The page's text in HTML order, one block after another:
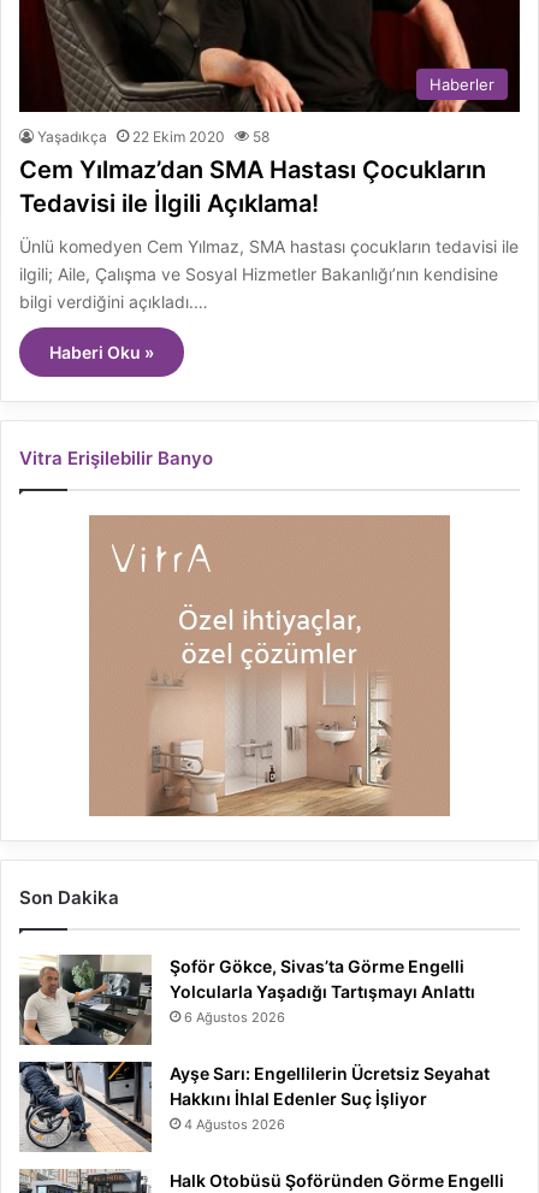
Haberler
Yaşadıkça 22 Ekim 2020 58
Cem Yılmaz’dan SMA Hastası Çocukların
Tedavisi ile İlgili Açıklama!
Ünlü komedyen Cem Yılmaz, SMA hastası çocukların tedavisi ile
ilgili; Aile, Çalışma ve Sosyal Hizmetler Bakanlığı’nın kendisine
bilgi verdiğini açıkladı.…
Haberi Oku »
Vitra Erişilebilir Banyo
Son Dakika
Şoför Gökce, Sivas’ta Görme Engelli
Yolcularla Yaşadığı Tartışmayı Anlattı
6 Ağustos 2026
Ayşe Sarı: Engellilerin Ücretsiz Seyahat
Hakkını İhlal Edenler Suç İşliyor
4 Ağustos 2026
Halk Otobüsü Şoföründen Görme Engelli